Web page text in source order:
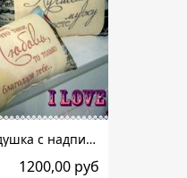
Интерьерная подушка с надписью
1200,00 руб